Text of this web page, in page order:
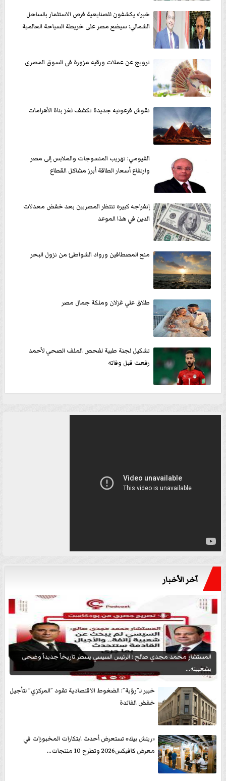
خبراء يكشفون للصنايعية فرص الاستثمار بالساحل
الشمالي: سيضع مصر على خريطة السياحة العالمية
ترويج عن عملات ورقيه مزورة فى السوق المصرى
نقوش فرعونيه جديدة تكشف لغز بناة الأهرامات
الفيومي: تهريب المنسوجات والملابس إلى مصر
وارتفاع أسعار الطاقة أبرز مشاكل القطاع
إنفراجه كبيره تنتظر المصريين بعد خفض معدلات
الدين في هذا الموعد
منع المصطافين ورواد الشواطئ من نزول البحر
طلاق علي غزلان وملكة جمال مصر
تشكيل لجنة طبية لفحص الملف الصحي لأحمد
رفعت قبل وفاته
آخر الأخبار
المستشار محمد مجدي صالح : الرئيس السيسي يسطر تاريخاً جديداً وضحى
بشعبيته...
خبير لـ”رؤية”: الضغوط الاقتصادية تقود ”المركزي” لتأجيل
خفض الفائدة
«ريتش بيك» تستعرض أحدث ابتكارات المخبوزات في
معرض كافيكس2026 وتطرح 10 منتجات...